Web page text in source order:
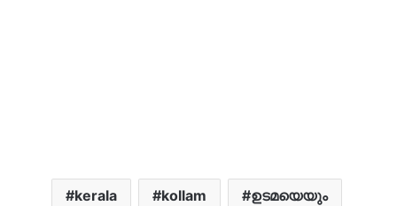
kerala kollam ഉടമയെയും